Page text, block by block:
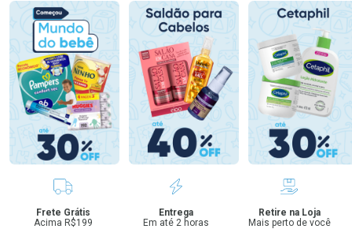
Benefícios
Frete Grátis
Acima R$199
Entrega
Em até 2 horas
Retire na Loja
Mais perto de você